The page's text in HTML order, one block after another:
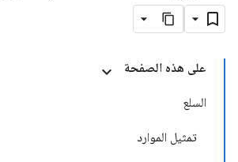
على هذه الصفحة
السلع
تمثيل الموارد